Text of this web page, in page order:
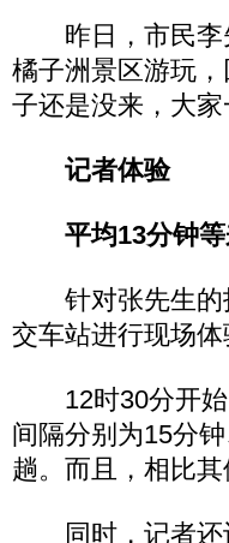
昨日，市民李
橘子洲景区游玩
子还是没来，大
记者体验
平均13分钟
针对张先生的
交车站进行现场体
12时30分开始
间隔分别为15分
趟。而且，相比
同时，记者还